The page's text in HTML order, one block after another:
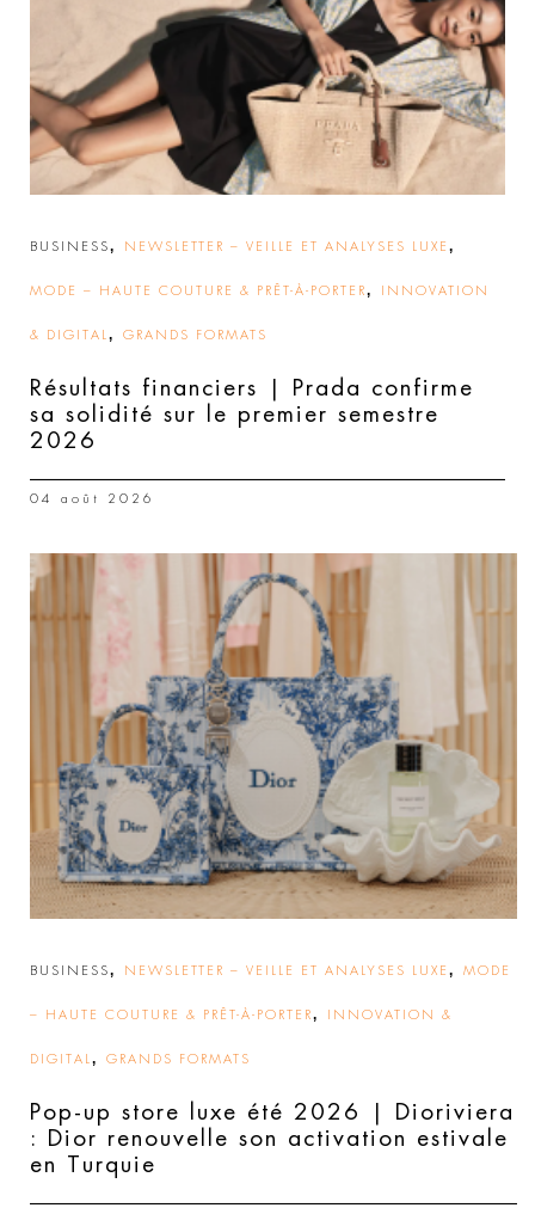
BUSINESS, NEWSLETTER – VEILLE ET ANALYSES LUXE ,
MODE – HAUTE COUTURE & PRÊT-À-PORTER, INNOVATION
& DIGITAL , GRANDS FORMATS
Résultats financiers | Prada confirme
sa solidité sur le premier semestre
2026
04 août 2026
BUSINESS, NEWSLETTER – VEILLE ET ANALYSES LUXE , MODE
– HAUTE COUTURE & PRÊT-À-PORTER, INNOVATION &
DIGITAL , GRANDS FORMATS
Pop-up store luxe été 2026 | Dioriviera
: Dior renouvelle son activation estivale
en Turquie